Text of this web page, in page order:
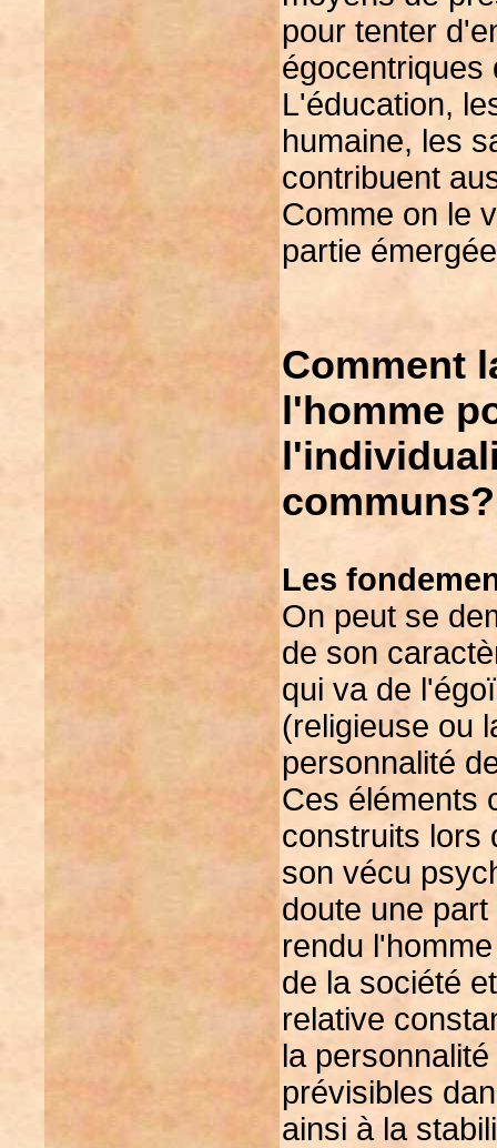
pour tenter
égocentriques
L'éducation,
humaine, les
contribuent
Comme on le
partie
Comment
l'homme
communs?
Les
On peut se
de son
qui va de
(religieuse ou
personnalité
Ces éléments
construits lors
son vécu
doute une
rendu
de la société
relative
la
prévisibles
ainsi à la